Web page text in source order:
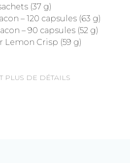
(37 g)
– 120 capsules (63 g)
– 90 capsules (52 g)
Lemon Crisp (59 g)
PLUS DE DÉTAILS